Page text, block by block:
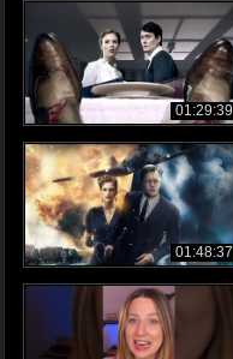
01:29:39
01:48:37